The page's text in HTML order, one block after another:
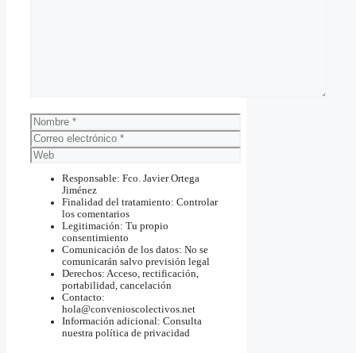
Nombre
Correo
electrónico
Web
Responsable: Fco. Javier Ortega
Jiménez
Finalidad del tratamiento: Controlar
los comentarios
Legitimación: Tu propio
consentimiento
Comunicación de los datos: No se
comunicarán salvo previsión legal
Derechos: Acceso, rectificación,
portabilidad, cancelación
Contacto:
hola@convenioscolectivos.net
Información adicional: Consulta
nuestra política de privacidad